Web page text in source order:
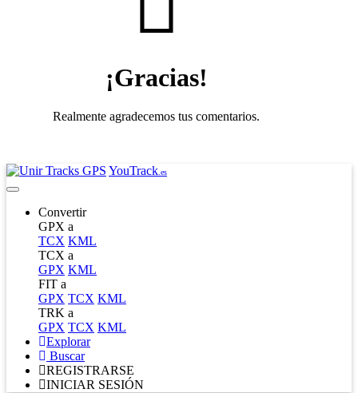
¡Gracias!
Realmente agradecemos tus comentarios.
YouTrack.es
Convertir
GPX a
TCX KML
TCX a
GPX KML
FIT a
GPX TCX KML
TRK a
GPX TCX KML
Explorar
Buscar
REGISTRARSE
INICIAR SESIÓN